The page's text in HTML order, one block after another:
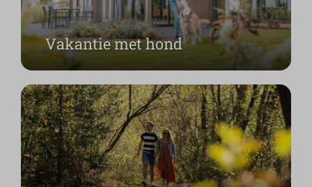
Vakantie met hond